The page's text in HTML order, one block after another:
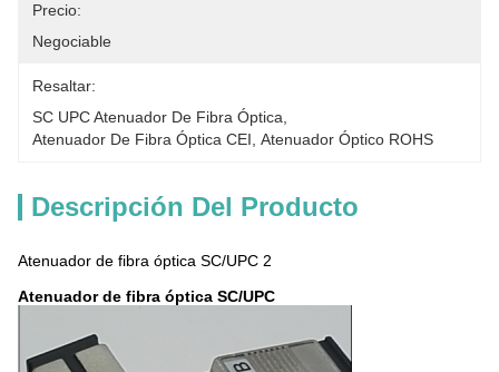
Precio:
Negociable
Resaltar:
SC UPC Atenuador De Fibra Óptica
Atenuador De Fibra Óptica CEI Atenuador Óptico ROHS
Descripción Del Producto
Atenuador de fibra óptica SC/UPC 2
Atenuador de fibra óptica SC/UPC